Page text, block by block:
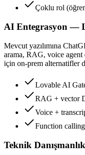
Çoklu rol
AI Entegrasyon —
Mevcut yazılımına
arama, RAG, voice
için on-prem alternatifler
Lovable AI
RAG + vector
Voice +
Function
Teknik